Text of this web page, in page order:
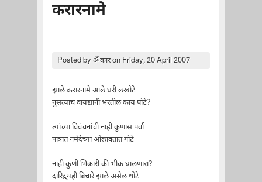
करारनामे
Posted byॐकारon Friday, 20 April 2007
झाले करारनामे आले घरी लखोटे
नुसत्याच वायद्यांनी भरतील काय पोटे?
त्यांच्या विवंचनांची नाही कुणास पर्वा
पात्रात नर्मदेच्या ओलावतात गोटे
नाही कुणी भिकारी की भीक घालणारा?
दारिद्र्यही बिचारे झाले असेल थोटे